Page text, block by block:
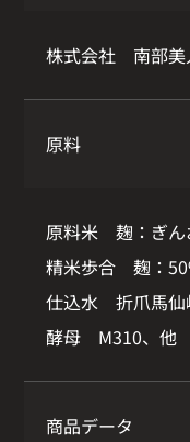
株式会社 南部美
原料
原料米 麹：ぎん
精米歩合 麹：
仕込水 折爪馬仙
酵母 M310、他
商品データ